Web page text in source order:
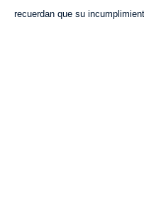
recuerdan que su